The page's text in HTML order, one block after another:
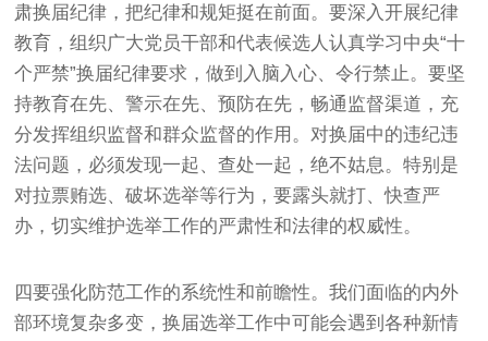
肃换届纪律，把纪律和规矩挺在前面。要深入开展纪律
教育，组织广大党员干部和代表候选人认真学习中央“十
个严禁”换届纪律要求，做到入脑入心、令行禁止。要坚
持教育在先、警示在先、预防在先，畅通监督渠道，充
分发挥组织监督和群众监督的作用。对换届中的违纪违
法问题，必须发现一起、查处一起，绝不姑息。特别是
对拉票贿选、破坏选举等行为，要露头就打、快查严
办，切实维护选举工作的严肃性和法律的权威性。
四要强化防范工作的系统性和前瞻性。我们面临的内外
部环境复杂多变，换届选举工作中可能会遇到各种新情